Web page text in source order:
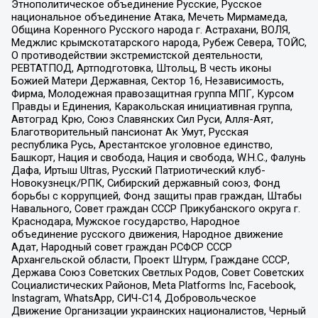
Этнополитическое объединение Русские, Русское
национальное объединение Атака, Мечеть Мирмамеда,
Община Коренного Русского народа г. Астрахани, ВОЛЯ,
Меджлис крымскотатарского народа, Рубеж Севера, ТОЙС,
О противодействии экстремистской деятельности,
РЕВТАТПОД, Артподготовка, Штольц, В честь иконы
Божией Матери Державная, Сектор 16, Независимость,
Фирма, Молодежная правозащитная группа МПГ, Курсом
Правды и Единения, Каракольская инициативная группа,
Автоград Крю, Союз Славянских Сил Руси, Алля-Аят,
Благотворительный пансионат Ак Умут, Русская
республика Русь, Арестантское уголовное единство,
Башкорт, Нация и свобода, Нация и свобода, W.H.С., Фалунь
Дафа, Иртыш Ultras, Русский Патриотический клуб-
Новокузнецк/РПК, Сибирский державный союз, Фонд
борьбы с коррупцией, Фонд защиты прав граждан, Штабы
Навального, Совет граждан СССР Прикубанского округа г.
Краснодара, Мужское государство, Народное
объединение русского движения, Народное движение
Адат, Народный совет граждан РСФСР СССР
Архангельской области, Проект Штурм, Граждане СССР,
Держава Союз Советских Светлых Родов, Совет Советских
Социалистических Районов, Meta Platforms Inc, Facebook,
Instagram, WhatsApp, СИЧ-С14, Добровольческое
Движение Организации украинских националистов, Черный